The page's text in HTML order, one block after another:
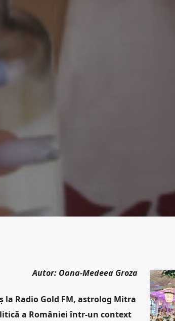
Autor: Oana-Medeea Groza
la Radio Gold FM, astrolog Mitra
a României într-un context